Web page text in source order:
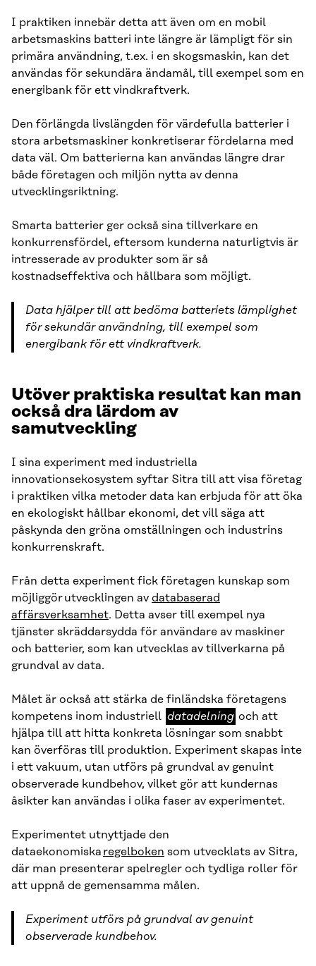
I praktiken innebär detta att även om en mobil
arbetsmaskins batteri inte längre är lämpligt för sin
primära användning, t.ex. i en skogsmaskin, kan det
användas för sekundära ändamål, till exempel som en
energibank för ett vindkraftverk.
Den förlängda livslängden för värdefulla batterier i
stora arbetsmaskiner konkretiserar fördelarna med
data väl. Om batterierna kan användas längre drar
både företagen och miljön nytta av denna
utvecklingsriktning.
Smarta batterier ger också sina tillverkare en
konkurrensfördel, eftersom kunderna naturligtvis är
intresserade av produkter som är så
kostnadseffektiva och hållbara som möjligt.
Data hjälper till att bedöma batteriets lämplighet
för sekundär användning, till exempel som
energibank för ett vindkraftverk.
Utöver praktiska resultat kan man
också dra lärdom av
samutveckling
I sina experiment med industriella
innovationsekosystem syftar Sitra till att visa företag
i praktiken vilka metoder data kan erbjuda för att öka
en ekologiskt hållbar ekonomi, det vill säga att
påskynda den gröna omställningen och industrins
konkurrenskraft.
Från detta experiment fick företagen kunskap som
möjliggör utvecklingen av databaserad
affärsverksamhet. Detta avser till exempel nya
tjänster skräddarsydda för användare av maskiner
och batterier, som kan utvecklas av tillverkarna på
grundval av data.
Målet är också att stärka de finländska företagens
kompetens inom industriell datadelning
datadelning och att
hjälpa till att hitta konkreta lösningar som snabbt
kan överföras till produktion. Experiment skapas inte
i ett vakuum, utan utförs på grundval av genuint
observerade kundbehov, vilket gör att kundernas
åsikter kan användas i olika faser av experimentet.
Experimentet utnyttjade den
dataekonomiska regelboken som utvecklats av Sitra,
där man presenterar spelregler och tydliga roller för
att uppnå de gemensamma målen.
Experiment utförs på grundval av genuint
observerade kundbehov.